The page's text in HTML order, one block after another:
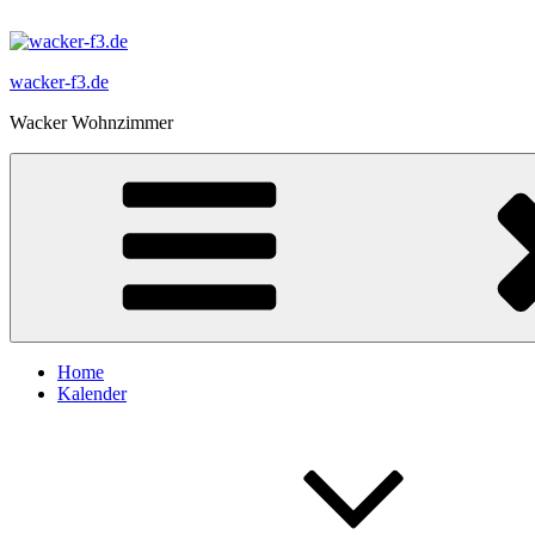
Inhalt
wacker-f3.de
Wacker Wohnzimmer
Home
Kalender